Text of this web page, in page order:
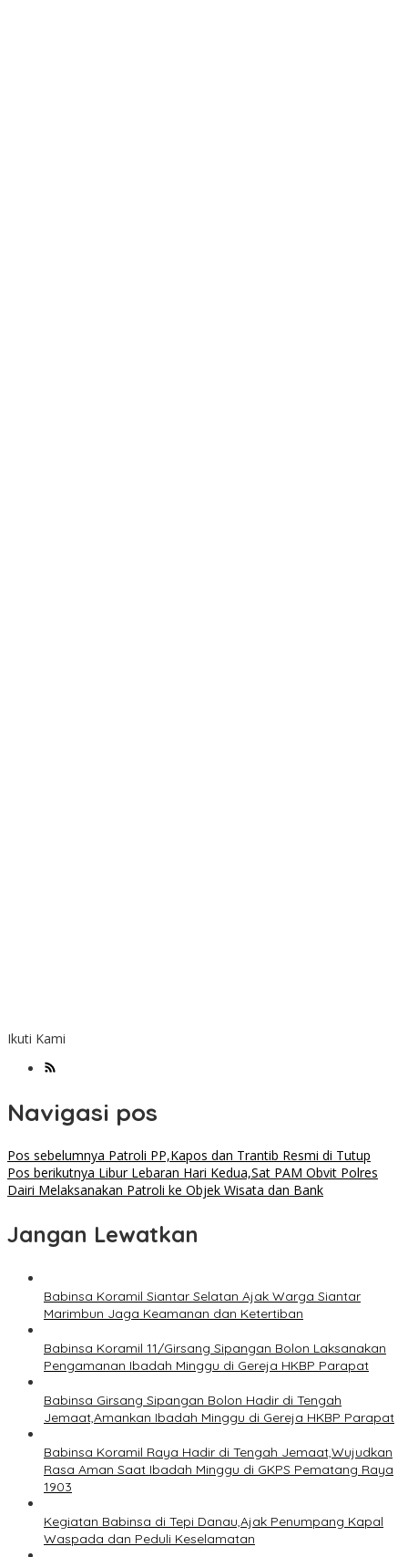
Ikuti Kami
Navigasi pos
Pos sebelumnya Patroli PP,Kapos dan Trantib Resmi di Tutup
Pos berikutnya Libur Lebaran Hari Kedua,Sat PAM Obvit Polres
Dairi Melaksanakan Patroli ke Objek Wisata dan Bank
Jangan Lewatkan
Babinsa Koramil Siantar Selatan Ajak Warga Siantar
Marimbun Jaga Keamanan dan Ketertiban
Babinsa Koramil 11/Girsang Sipangan Bolon Laksanakan
Pengamanan Ibadah Minggu di Gereja HKBP Parapat
Babinsa Girsang Sipangan Bolon Hadir di Tengah
Jemaat,Amankan Ibadah Minggu di Gereja HKBP Parapat
Babinsa Koramil Raya Hadir di Tengah Jemaat,Wujudkan
Rasa Aman Saat Ibadah Minggu di GKPS Pematang Raya
1903
Kegiatan Babinsa di Tepi Danau,Ajak Penumpang Kapal
Waspada dan Peduli Keselamatan